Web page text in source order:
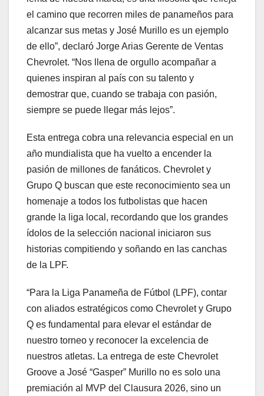
el camino que recorren miles de panameños para
alcanzar sus metas y José Murillo es un ejemplo
de ello”, declaró Jorge Arias Gerente de Ventas
Chevrolet. “Nos llena de orgullo acompañar a
quienes inspiran al país con su talento y
demostrar que, cuando se trabaja con pasión,
siempre se puede llegar más lejos”.
Esta entrega cobra una relevancia especial en un
año mundialista que ha vuelto a encender la
pasión de millones de fanáticos. Chevrolet y
Grupo Q buscan que este reconocimiento sea un
homenaje a todos los futbolistas que hacen
grande la liga local, recordando que los grandes
ídolos de la selección nacional iniciaron sus
historias compitiendo y soñando en las canchas
de la LPF.
“Para la Liga Panameña de Fútbol (LPF), contar
con aliados estratégicos como Chevrolet y Grupo
Q es fundamental para elevar el estándar de
nuestro torneo y reconocer la excelencia de
nuestros atletas. La entrega de este Chevrolet
Groove a José “Gasper” Murillo no es solo una
premiación al MVP del Clausura 2026, sino un